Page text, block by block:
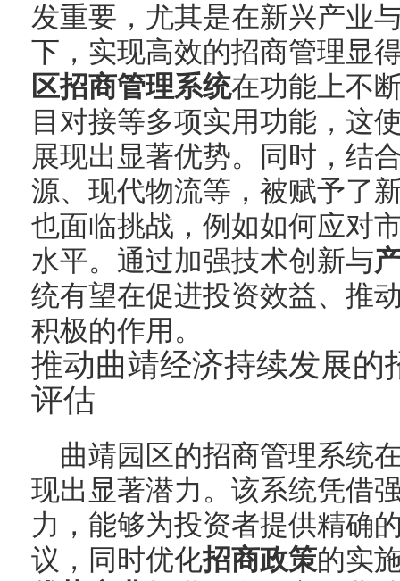
发重要，尤其是在新兴产业
下，实现高效的招商管理显
区招商管理系统在功能上不
目对接等多项实用功能，这
展现出显著优势。同时，结
源、现代物流等，被赋予了
也面临挑战，例如如何应对
水平。通过加强技术创新与
统有望在促进投资效益、推
积极的作用。
推动曲靖经济持续发展的
评估
曲靖园区的招商管理系统
现出显著潜力。该系统凭借
力，能够为投资者提供精确
议，同时优化招商政策的实